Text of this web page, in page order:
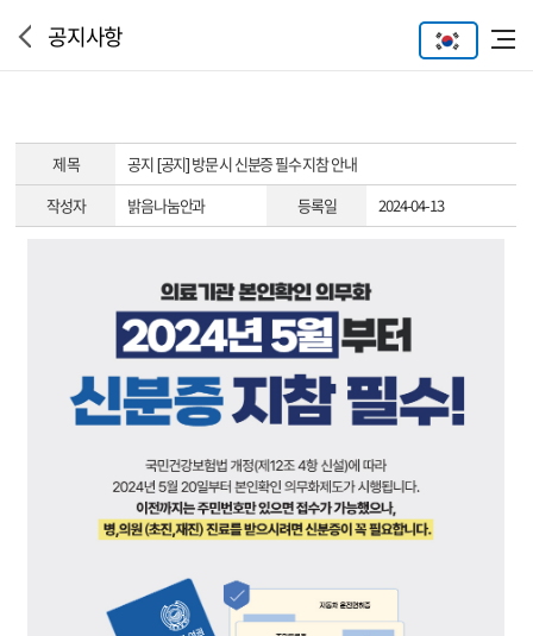
공지사항
제 목 공지[공지] 방문 시 신분증 필수 지참 안내
작성자
밝음나눔안과 등록일 2024-04-13